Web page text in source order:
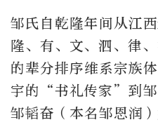
邹氏自乾隆年间从江
隆、有、文、泗、律
的辈分排序维系宗族
宇的“书礼传家”到邹
邹韬奋（本名邹恩润